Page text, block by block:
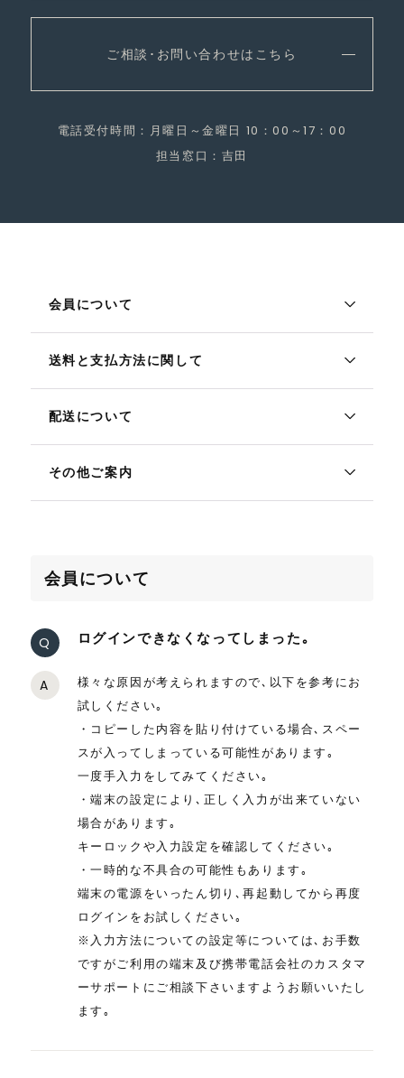
ご相談･お問い合わせはこちら
電話受付時間：月曜日～金曜日 10：00～17：00
担当窓口：吉田
会員について
送料と支払方法に関して
配送について
その他ご案内
会員について
Q ログインできなくなってしまった｡
A
様々な原因が考えられますので､以下を参考にお
試しください｡
・コピーした内容を貼り付けている場合､スペー
スが入ってしまっている可能性があります｡
一度手入力をしてみてください｡
・端末の設定により､正しく入力が出来ていない
場合があります｡
キーロックや入力設定を確認してください｡
・一時的な不具合の可能性もあります｡
端末の電源をいったん切り､再起動してから再度
ログインをお試しください｡
※入力方法についての設定等については､お手数
ですがご利用の端末及び携帯電話会社のカスタマ
ーサポートにご相談下さいますようお願いいたし
ます｡